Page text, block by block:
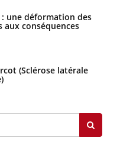
une déformation des
aux conséquences
(Sclérose latérale